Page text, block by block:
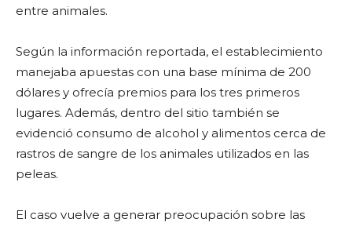
entre animales.
Según la información reportada, el establecimiento
manejaba apuestas con una base mínima de 200
dólares y ofrecía premios para los tres primeros
lugares. Además, dentro del sitio también se
evidenció consumo de alcohol y alimentos cerca de
rastros de sangre de los animales utilizados en las
peleas.
El caso vuelve a generar preocupación sobre las